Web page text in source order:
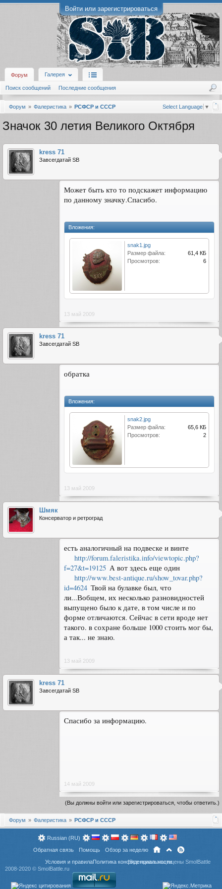
Войти или зарегистрироваться
Форум Галерея
Поиск сообщений Последние сообщения
Select Language ▼
Форум Фалеристика РСФСР и СССР
Значок 30 летия Великого Октября
kress 71
Завсегдатай SB
Может быть кто то подскажет информацию
по данному значку.Спасибо.
Вложения:
snak1.jpg
Размер файла:
61,4 КБ
Просмотров:
6
13 май 2009
kress 71
Завсегдатай SB
обратка
Вложения:
snak2.jpg
Размер файла:
65,6 КБ
Просмотров:
2
13 май 2009
Шмяк
Консерватор и ретроград
есть аналогичный на подвеске и винте
http://forum.faleristika.info/viewtopic.php?
f=27&t=19125 А вот здесь еще один
http://www.best-antique.ru/show_tovar.php?
id=4624 Твой на булавке был, что
ли...Вобщем, их несколько разновидностей
выпущено было к дате, в том числе и по
форме отличаются. Сейчас в сети вроде нет
такого. в сохране больше 1000 стоить мог бы,
а так... не знаю.
13 май 2009
kress 71
Завсегдатай SB
Спасибо за информацию.
14 май 2009
(Вы должны войти или зарегистрироваться, чтобы ответить.)
Форум Фалеристика РСФСР и СССР
Russian (RU)
Обратная связь
Помощь
Обзор за неделю
Условия и правилаПолитика конфиденциальности
Все права защищены SmolBattle
2008-2020 © SmolBattle.ru